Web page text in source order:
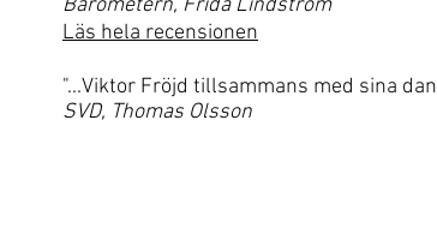
Barometern, Frida Lindström
Läs hela recensionen
"...Viktor Fröjd tillsammans med sina
SVD, Thomas Olsson